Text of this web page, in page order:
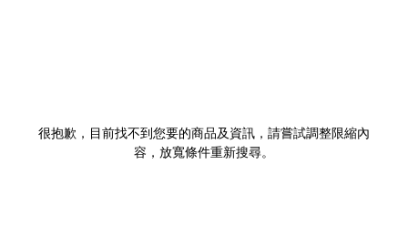
很抱歉，目前找不到您要的商品及資訊，請嘗試調整限縮內
容，放寬條件重新搜尋。